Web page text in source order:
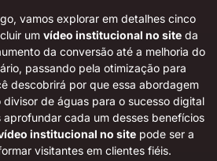
vamos explorar em detalhes cinco
um vídeo institucional no siteda
da conversão até a melhoria do
passando pela otimização para
descobrirá por que essa abordagem
de águas para o sucesso digital
aprofundar cada um desses benefícios
institucional no sitepode ser a
visitantes em clientes fiéis.